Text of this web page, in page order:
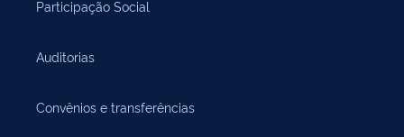
Participação Social
Auditorias
Convênios e transferências